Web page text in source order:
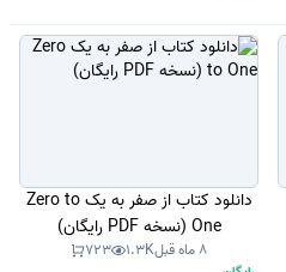
دانلود کتاب از صفر به یک Zero to
One (نسخه PDF رایگان)
8 ماه قبل 1.3K
723